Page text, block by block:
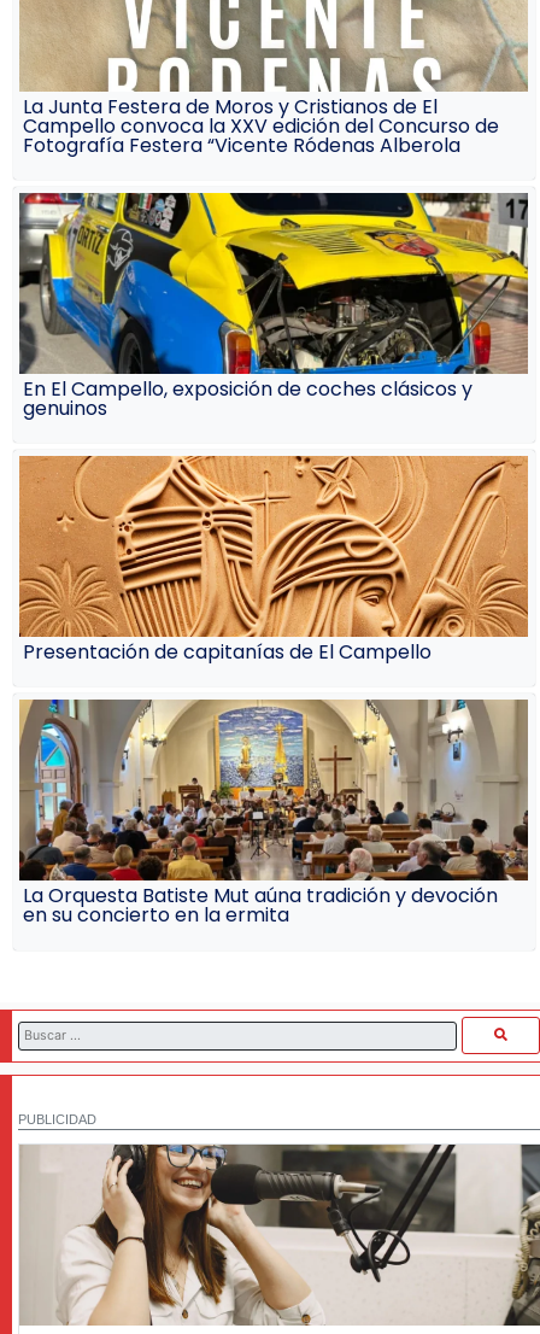
La Junta Festera de Moros y Cristianos de El
Campello convoca la XXV edición del Concurso de
Fotografía Festera “Vicente Ródenas Alberola
En El Campello, exposición de coches clásicos y
genuinos
Presentación de capitanías de El Campello
La Orquesta Batiste Mut aúna tradición y devoción
en su concierto en la ermita
PUBLICIDAD